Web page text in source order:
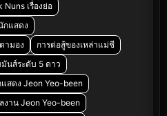
Nuns เรื่องย่อ
กแสดง
ามอง
การต่อสู้ของเหล่าแม่ชี
นส์ระดับ 5 ดาว
สดง Jeon Yeo-been
งาน Jeon Yeo-been